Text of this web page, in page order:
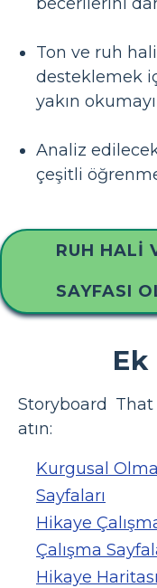
Ton ve ruh
desteklemek
yakın
Analiz
çeşitli
RUH HALI
SAYFASI
Storyboard
atın:
Kurgusal
Sayfaları
Hikaye
Çalışma
Hikaye